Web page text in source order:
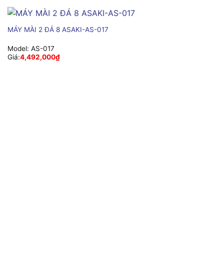
MÁY MÀI 2 ĐÁ 8 ASAKI-AS-017
Model: AS-017
Giá:4,492,000₫